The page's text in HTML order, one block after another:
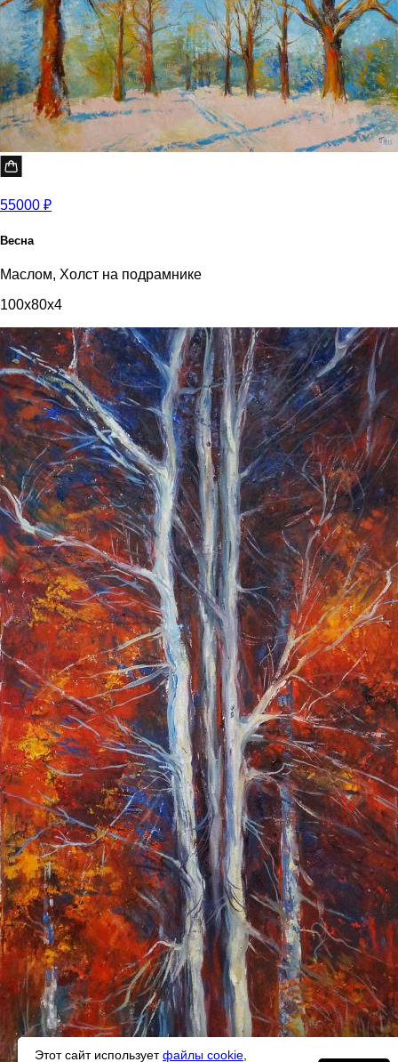
55000 ₽
Весна
Маслом, Холст на подрамнике
100x80x4
Этот сайт используетфайлы cookie